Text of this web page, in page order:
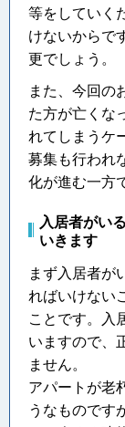
等をしていく
けないからで
更でしょう。
また、今回の
た方が亡くな
れてしまうケ
募集も行われ
化が進む一方
入居者がい
いきます
まず入居者が
ればいけない
ことです。入
いますので、
ません。
アパートが老
うなものです